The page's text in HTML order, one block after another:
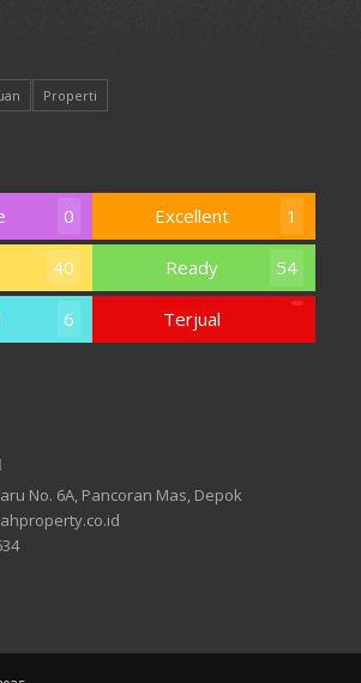
Properti
0 Excellent 1
40 Ready 54
6 Terjual
No. 6A, Pancoran Mas, Depok